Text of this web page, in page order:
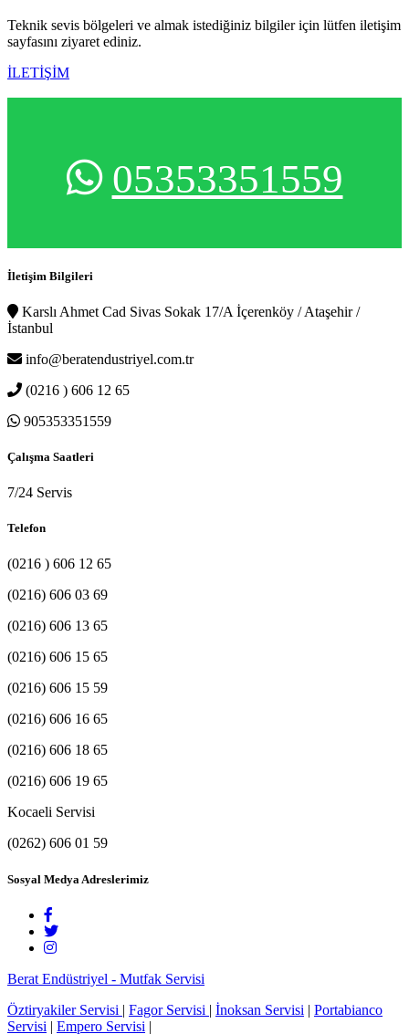
Teknik sevis bölgeleri ve almak istediğiniz bilgiler için lütfen iletişim
sayfasını ziyaret ediniz.
İLETİŞİM
05353351559
İletişim Bilgileri
Karslı Ahmet Cad Sivas Sokak 17/A İçerenköy / Ataşehir /
İstanbul
info@beratendustriyel.com.tr
(0216 ) 606 12 65
905353351559
Çalışma Saatleri
7/24 Servis
Telefon
(0216 ) 606 12 65
(0216) 606 03 69
(0216) 606 13 65
(0216) 606 15 65
(0216) 606 15 59
(0216) 606 16 65
(0216) 606 18 65
(0216) 606 19 65
Kocaeli Servisi
(0262) 606 01 59
Sosyal Medya Adreslerimiz
Berat Endüstriyel - Mutfak Servisi
Öztiryakiler Servisi | Fagor Servisi | İnoksan Servisi | Portabianco
Servisi | Empero Servisi |